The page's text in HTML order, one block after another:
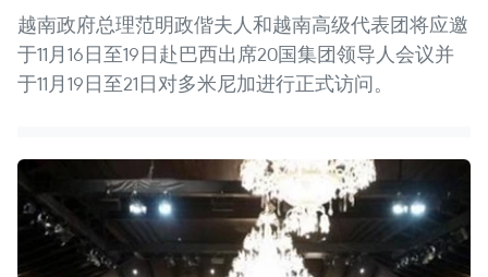
越南政府总理范明政偕夫人和越南高级代表团将应邀
于11月16日至19日赴巴西出席20国集团领导人会议并
于11月19日至21日对多米尼加进行正式访问。